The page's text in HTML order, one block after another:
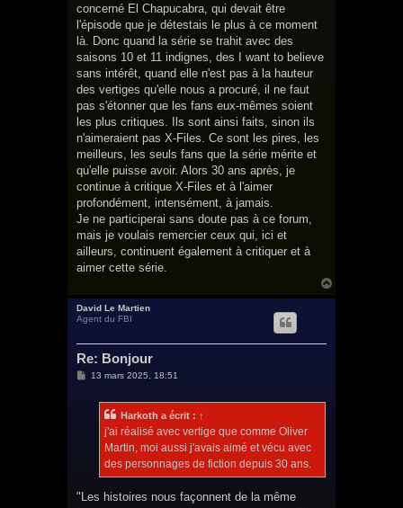
concerné El Chapucabra, qui devait être
l'épisode que je détestais le plus à ce moment
là. Donc quand la série se trahit avec des
saisons 10 et 11 indignes, des I want to believe
sans intérêt, quand elle n'est pas à la hauteur
des vertiges qu'elle nous a procuré, il ne faut
pas s'étonner que les fans eux-mêmes soient
les plus critiques. Ils sont ainsi faits, sinon ils
n'aimeraient pas X-Files. Ce sont les pires, les
meilleurs, les seuls fans que la série mérite et
qu'elle puisse avoir. Alors 30 ans après, je
continue à critique X-Files et à l'aimer
profondément, intensément, à jamais.
Je ne participerai sans doute pas à ce forum,
mais je voulais remercier ceux qui, ici et
ailleurs, continuent également à critiquer et à
aimer cette série.
David Le Martien
Agent du FBI
Re: Bonjour
M13 mars 2025, 18:51
Harkoth a écrit : ↑
j'ai réalisé avec vertige que comme Oliver
Martin, moi aussi j'avais aimé et vécu avec
des personnages de fiction depuis 30 ans.
"Les histoires nous façonnent de la même